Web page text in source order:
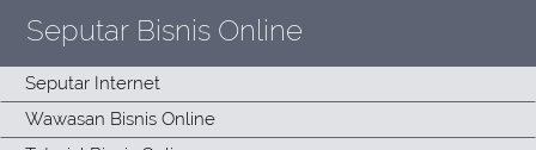
Seputar Bisnis Online